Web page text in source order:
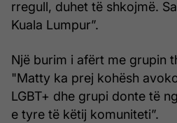
rregull, duhet të shkojmë.
Kuala Lumpur”.
Një burim i afërt me grupin
"Matty ka prej kohësh
LGBT+ dhe grupi donte të
e tyre të këtij komuniteti”.